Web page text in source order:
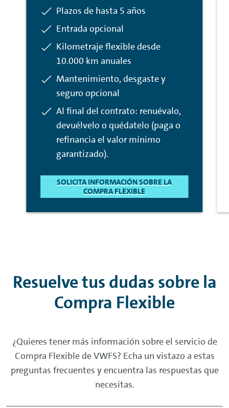
Incluido:
Plazos de hasta 5 años
Incluido:
Entrada opcional
Incluido:
Kilometraje flexible desde
10.000 km anuales
Incluido:
Mantenimiento, desgaste y
seguro opcional
Incluido:
Al final del contrato: renuévalo,
devuélvelo o quédatelo (paga o
refinancia el valor mínimo
garantizado).
SOLICITA INFORMACIÓN SOBRE LA
COMPRA FLEXIBLE
Resuelve tus dudas sobre la
Compra Flexible
¿Quieres tener más información sobre el servicio de
Compra Flexible de VWFS? Echa un vistazo a estas
preguntas frecuentes y encuentra las respuestas que
necesitas.